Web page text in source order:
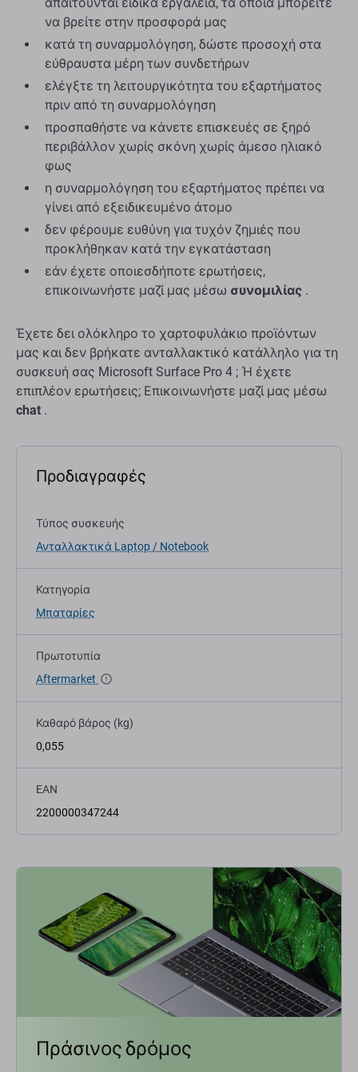
απαιτούνται ειδικά εργαλεία, τα οποία μπορείτε
να βρείτε στην προσφορά μας
κατά τη συναρμολόγηση, δώστε προσοχή στα
εύθραυστα μέρη των συνδετήρων
ελέγξτε τη λειτουργικότητα του εξαρτήματος
πριν από τη συναρμολόγηση
προσπαθήστε να κάνετε επισκευές σε ξηρό
περιβάλλον χωρίς σκόνη χωρίς άμεσο ηλιακό
φως
η συναρμολόγηση του εξαρτήματος πρέπει να
γίνει από εξειδικευμένο άτομο
δεν φέρουμε ευθύνη για τυχόν ζημιές που
προκλήθηκαν κατά την εγκατάσταση
εάν έχετε οποιεσδήποτε ερωτήσεις,
επικοινωνήστε μαζί μας μέσω συνομιλίας .
Έχετε δει ολόκληρο το χαρτοφυλάκιο προϊόντων
μας και δεν βρήκατε ανταλλακτικό κατάλληλο για τη
συσκευή σας Microsoft Surface Pro 4 ; Ή έχετε
επιπλέον ερωτήσεις; Επικοινωνήστε μαζί μας μέσω
chat .
Προδιαγραφές
Τύπος συσκευής
Ανταλλακτικά Laptop / Notebook
Κατηγορία
Μπαταρίες
Πρωτοτυπία
Aftermarket
Καθαρό βάρος (kg)
0,055
EAN
2200000347244
Πράσινος δρόμος